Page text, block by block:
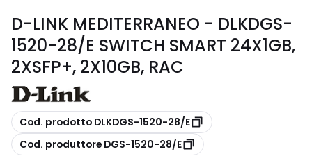
D-LINK MEDITERRANEO - DLKDGS-
1520-28/E SWITCH SMART 24X1GB,
2XSFP+, 2X10GB, RAC
copia
Cod. prodotto DLKDGS-1520-28/E
copia
Cod. produttore DGS-1520-28/E